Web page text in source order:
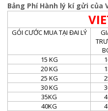
Bảng Phí Hành lý kí gửi của
GÓI CƯỚC MUA TẠI ĐAI LÝ
15 KG
20 KG
25 KG
30 KG
35KG
40KG